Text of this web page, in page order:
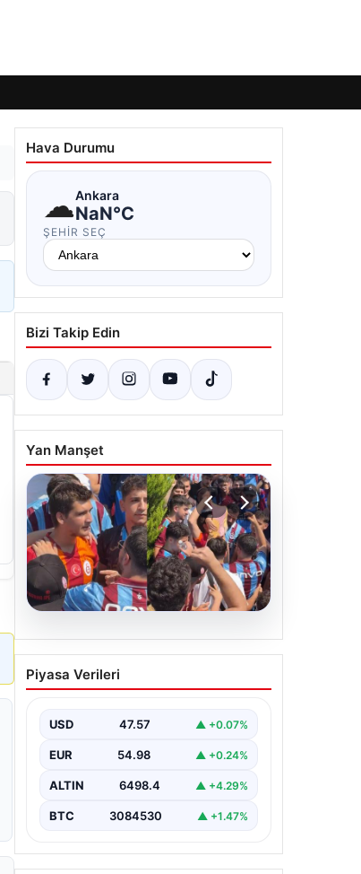
Hava Durumu
☁Ankara
NaN°C
ŞEHIR SEÇ
Bizi Takip Edin
Yan Manşet
05.08.2026
Mohamed Salah’ı
karşılamaya gelen
pişman ettiler!
Piyasa Verileri
USD 47.57 ▲ +0.07%
EUR 54.98 ▲ +0.24%
ALTIN 6498.4 ▲ +4.29%
BTC 3084530 ▲ +1.47%